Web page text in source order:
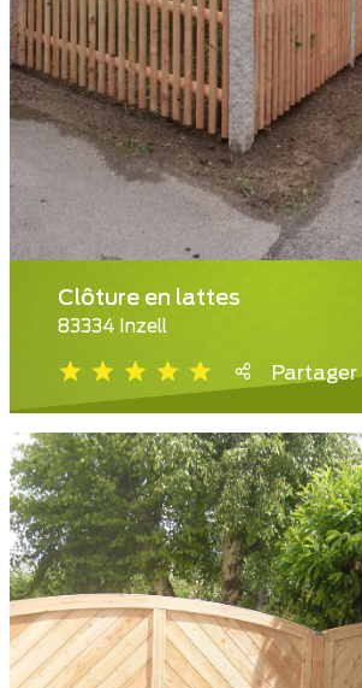
Clôture en lattes
83334 Inzell
Partager